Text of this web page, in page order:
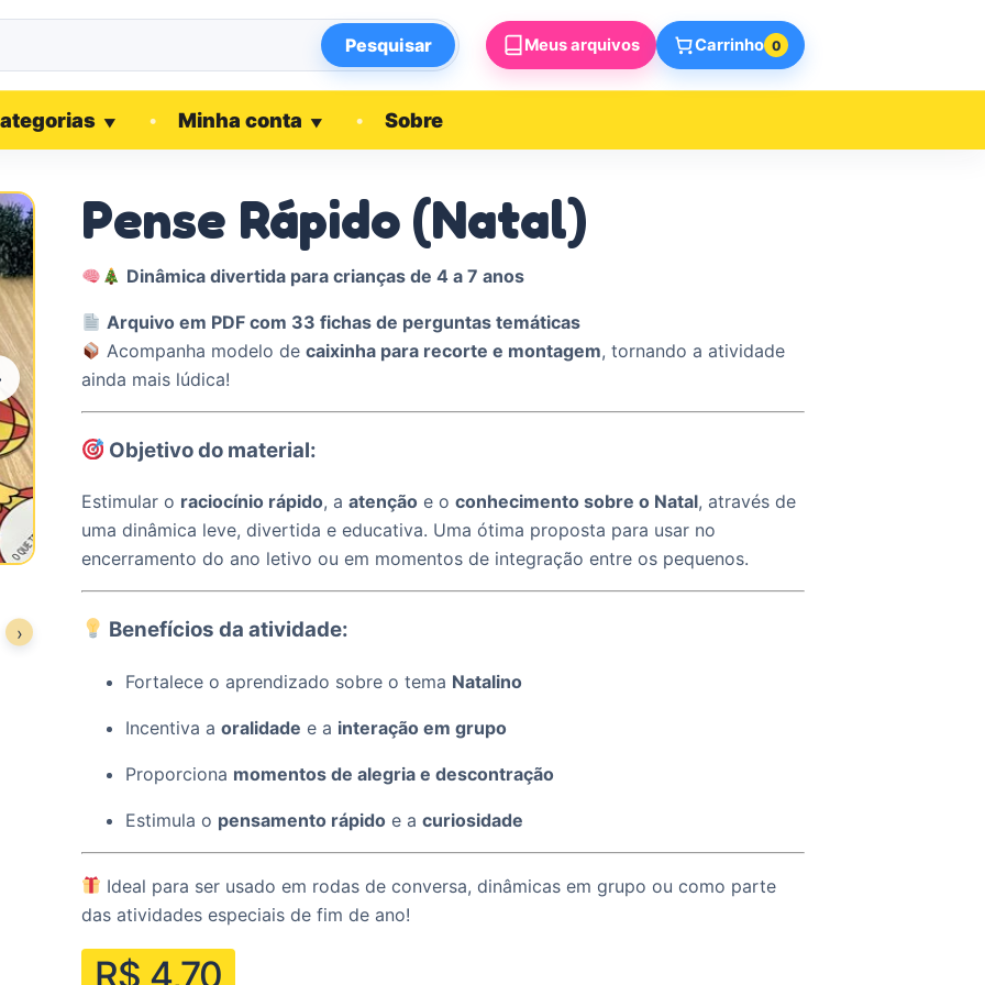
Pesquisar Meus arquivos Carrinho 0
▼ Minha conta ▼ Sobre
›
Pense Rápido (Natal)
Dinâmica divertida para crianças de 4 a 7 anos
Arquivo em PDF com 33 fichas de perguntas temáticas
Acompanha modelo decaixinha para recorte e montagem, tornando a atividade
ainda mais lúdica!
Objetivo do material:
Estimular o raciocínio rápido, a atenção e o conhecimento sobre o Natal, através de
uma dinâmica leve, divertida e educativa. Uma ótima proposta para usar no
encerramento do ano letivo ou em momentos de integração entre os pequenos.
Benefícios da atividade:
Fortalece o aprendizado sobre o tema Natalino
Incentiva a oralidade e a interação em grupo
Proporciona momentos de alegria e descontração
Estimula o pensamento rápido e a curiosidade
Ideal para ser usado em rodas de conversa, dinâmicas em grupo ou como parte
das atividades especiais de fim de ano!
R$ 4,70